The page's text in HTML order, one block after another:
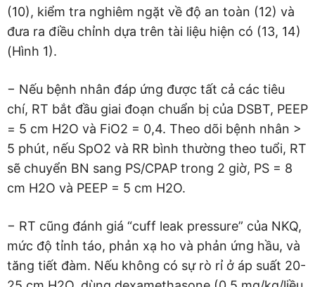
(10), kiểm tra nghiêm ngặt về độ an toàn (12) và
đưa ra điều chỉnh dựa trên tài liệu hiện có (13, 14)
(Hình 1).
− Nếu bệnh nhân đáp ứng được tất cả các tiêu
chí, RT bắt đầu giai đoạn chuẩn bị của DSBT, PEEP
= 5 cm H2O và FiO2 = 0,4. Theo dõi bệnh nhân >
5 phút, nếu SpO2 và RR bình thường theo tuổi, RT
sẽ chuyển BN sang PS/CPAP trong 2 giờ, PS = 8
cm H2O và PEEP = 5 cm H2O.
− RT cũng đánh giá “cuff leak pressure” của NKQ,
mức độ tỉnh táo, phản xạ ho và phản ứng hầu, và
tăng tiết đàm. Nếu không có sự rò rỉ ở áp suất 20-